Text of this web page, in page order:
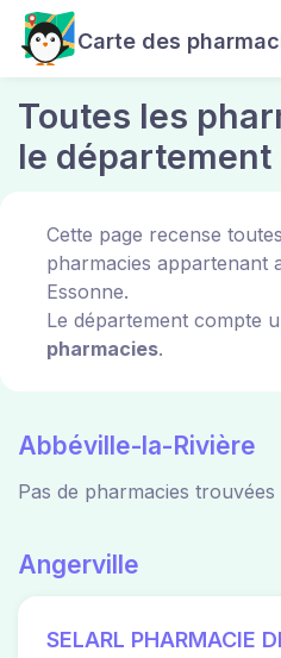
Carte des
Toutes les
le département
Cette page recense
pharmacies appartenant
Essonne.
Le département compte
pharmacies.
Abbéville-la-Rivière
Pas de pharmacies trouvées
Angerville
SELARL PHARMACIE